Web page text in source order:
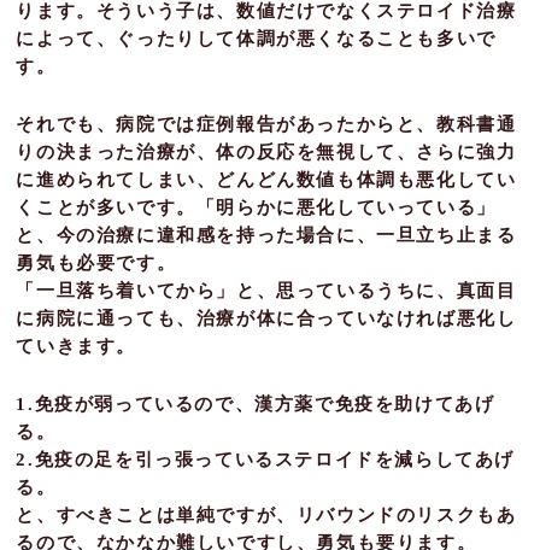
ります。そういう子は、数値だけでなくステロイド治療
によって、ぐったりして体調が悪くなることも多いで
す。
それでも、病院では症例報告があったからと、教科書通
りの決まった治療が、体の反応を無視して、さらに強力
に進められてしまい、どんどん数値も体調も悪化してい
くことが多いです。「明らかに悪化していっている」
と、今の治療に違和感を持った場合に、一旦立ち止まる
勇気も必要です。
「一旦落ち着いてから」と、思っているうちに、真面目
に病院に通っても、治療が体に合っていなければ悪化し
ていきます。
1.免疫が弱っているので、漢方薬で免疫を助けてあげ
る。
2.免疫の足を引っ張っているステロイドを減らしてあげ
る。
と、すべきことは単純ですが、リバウンドのリスクもあ
るので、なかなか難しいですし、勇気も要ります。